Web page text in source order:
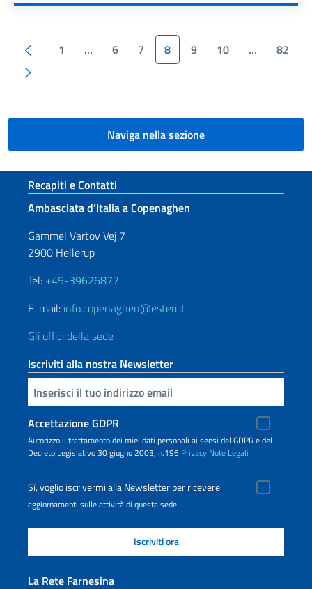
Paginazione
Pagina precedente
1 … 6 7 8 9 10 …
82
Naviga nella sezione
Sezione footer
Recapiti e Contatti
Ambasciata d’Italia a Copenaghen
Gammel Vartov Vej 7
2900 Hellerup
Tel: +45-39626877
E-mail: info.copenaghen@esteri.it
Gli uffici della sede
Iscriviti alla nostra Newsletter
Inserisci la tua email
Accettazione GDPR
Autorizzo il trattamento dei miei dati personali ai sensi del GDPR e del
Decreto Legislativo 30 giugno 2003, n.196 Privacy Note Legali
Sì, voglio iscrivermi alla Newsletter per ricevere
aggiornamenti sulle attività di questa sede
La Rete Farnesina